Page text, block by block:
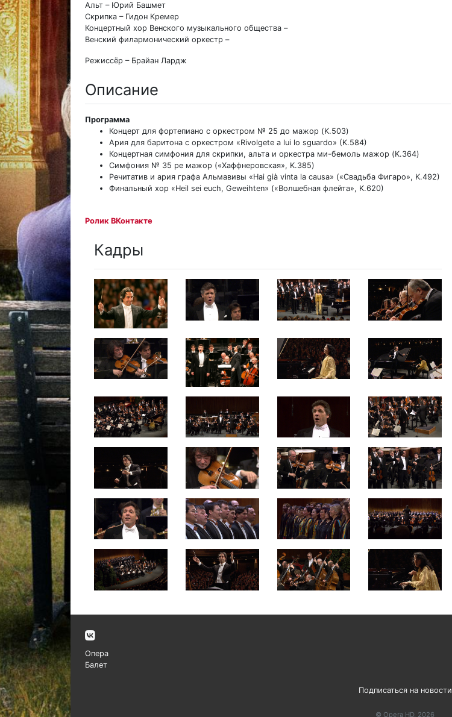
Альт – Юрий Башмет
Скрипка – Гидон Кремер
Концертный хор Венского музыкального общества –
Венский филармонический оркестр –
Режиссёр – Брайан Лардж
Описание
Программа
Концерт для фортепиано с оркестром № 25 до мажор (K.503)
Ария для баритона с оркестром «Rivolgete a lui lo sguardo» (K.584)
Концертная симфония для скрипки, альта и оркестра ми-бемоль мажор (K.364)
Симфония № 35 ре мажор («Хаффнеровская», K.385)
Речитатив и ария графа Альмавивы «Hai già vinta la causa» («Свадьба Фигаро», K.492)
Финальный хор «Heil sei euch, Geweihten» («Волшебная флейта», K.620)
Ролик ВКонтакте
Кадры
Опера
Балет
Подписаться на новости
© Opera HD, 2026